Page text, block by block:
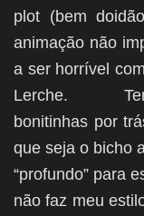
plot (bem
animação não
a ser horrível
Lerche.
bonitinhas por
que seja o bicho
“profundo” para
não faz meu